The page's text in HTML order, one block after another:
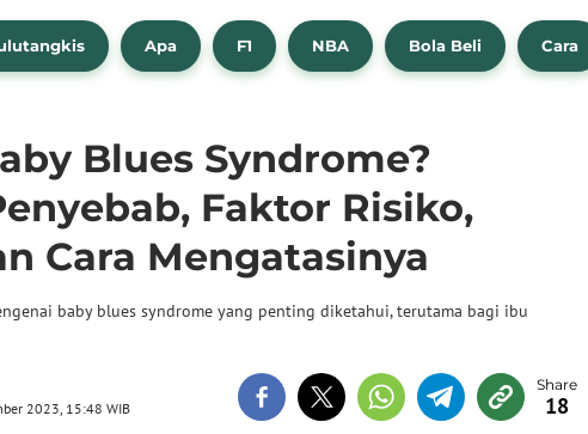
Apa F1 NBA Bola Beli Cara
Blues Syndrome?
Faktor Risiko,
Cara Mengatasinya
baby blues syndrome yang penting diketahui, terutama bagi ibu
2023, 15:48 WIB 18